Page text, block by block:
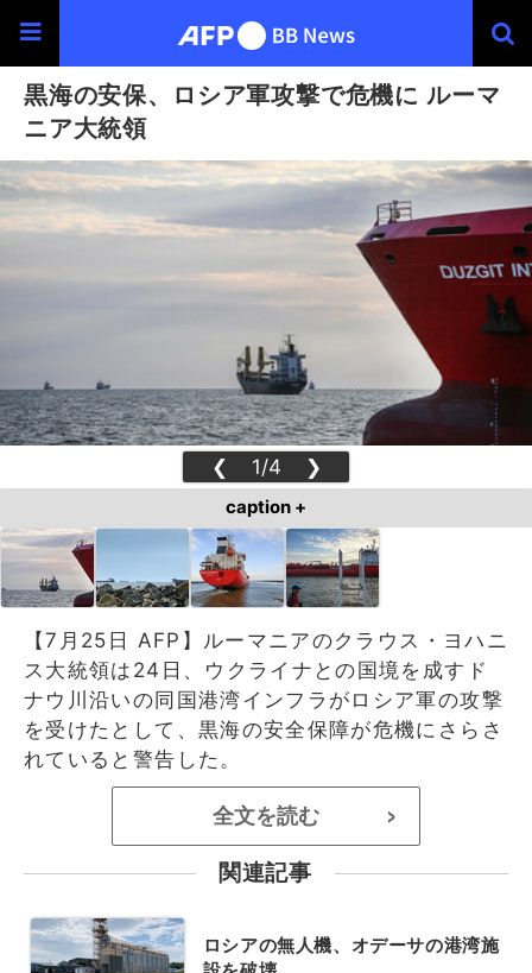
黒海の安保、ロシア軍攻撃で危機に ルーマ
ニア大統領
❮ 1/4 ❯
caption +
【7月25日 AFP】ルーマニアのクラウス・ヨハニ
ス大統領は24日、ウクライナとの国境を成すド
ナウ川沿いの同国港湾インフラがロシア軍の攻撃
を受けたとして、黒海の安全保障が危機にさらさ
れていると警告した。
全文を読む >
関連記事
ロシアの無人機、オデーサの港湾施